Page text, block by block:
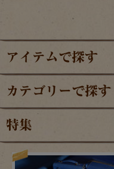
アイテムで探す
カテゴリーで探す
特集